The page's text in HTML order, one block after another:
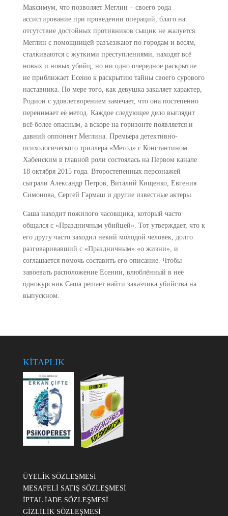
Максимум, что позволяет Меглин – своего рода
ассистирование при проведении операций, благо на
отсутствие достойных противников сыщик не жалуется.
Меглин с помощницей разъезжают по городам и весям,
сталкиваются с жуткими преступлениями, находят всё
новых и новых убийц, но ни одно очередное раскрытие
не приближает Есеню к раскрытию тайны своего сурового
наставника. По мере того, как девушка закаляет характер,
Родион с удовлетворением замечает, что она постепенно
перенимает её метод. Каждое следующее дело выглядит
всё более опасным, а вскоре на горизонте появляется и
давний оппонент Меглина. Премьера детективно-
психологического триллера «Метод» с Константином
Хабенским в главной роли состоялась на Первом канале
18 октября 2015 года. Второстепенных персонажей
сыграли Александр Петров, Виталий Кищенко, Евгения
Симонова, Сергей Гармаш и другие известные актеры.
Саша находит пожилого часовщика, который часто
общался с «Праздничным убийцей». Тот утверждает, что к
его другу часто заходил некий молодой человек, долго
разговаривавший с «Праздничным» «о жизни», и
соглашается помочь составить его описание. Чтобы
завоевать расположение Есении, влюблённый в неё
однокурсник Саша решает найти заказчика убийства на
выпускном.
KİTAPLIK
ÜYELİK SÖZLEŞMESİ
MESAFELİ SATIŞ SÖZLEŞMESİ
İPTAL İADE SÖZLEŞMESİ
GİZLİLİK SÖZLEŞMESİ